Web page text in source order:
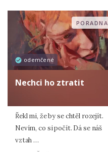
odemčené
PORADNA
Nechci ho ztratit
Řekl mi, že by se chtěl rozejít.
Nevím, co si počít. Dá se náš
vztah …